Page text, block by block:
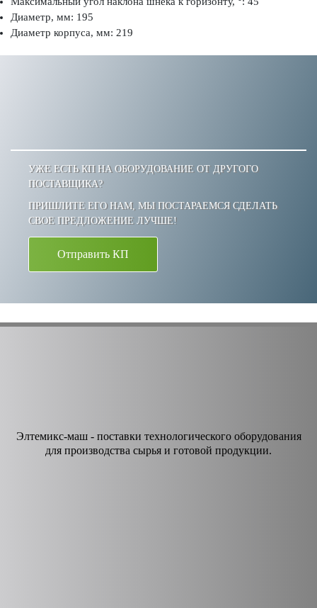
УЖЕ ЕСТЬ КП НА ОБОРУДОВАНИЕ ОТ ДРУГОГО
ПОСТАВЩИКА?
ПРИШЛИТЕ ЕГО НАМ, МЫ ПОСТАРАЕМСЯ СДЕЛАТЬ
СВОЕ ПРЕДЛОЖЕНИЕ ЛУЧШЕ!
Отправить КП
Диаметр, мм: 195
Диаметр корпуса, мм: 219
Элтемикс-маш - поставки технологического оборудования
для производства сырья и готовой продукции.